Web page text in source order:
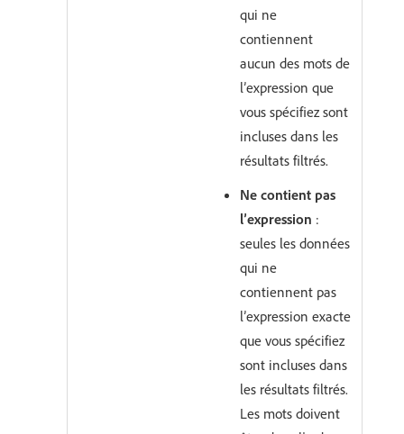
qui ne
contiennent
aucun des mots de
l’expression que
vous spécifiez sont
incluses dans les
résultats filtrés.
Ne contient pas
l’expression :
seules les données
qui ne
contiennent pas
l’expression exacte
que vous spécifiez
sont incluses dans
les résultats filtrés.
Les mots doivent